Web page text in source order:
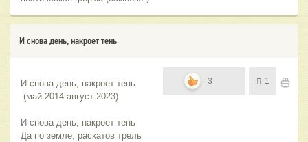
И снова день, накроет тень
И снова день, накроет тень
(май 2014-август 2023)
И снова день, накроет тень
Да по земле, раскатов трель
3 1